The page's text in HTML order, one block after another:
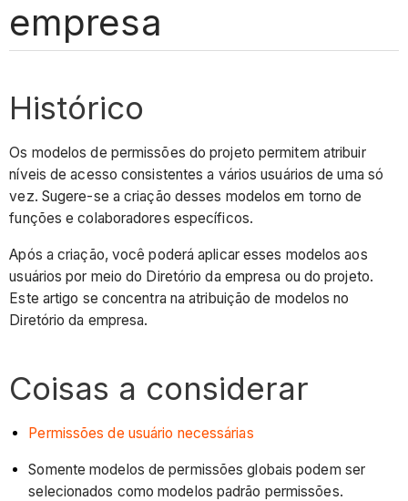
empresa
Histórico
Os modelos de permissões do projeto permitem atribuir
níveis de acesso consistentes a vários usuários de uma só
vez. Sugere-se a criação desses modelos em torno de
funções e colaboradores específicos.
Após a criação, você poderá aplicar esses modelos aos
usuários por meio do Diretório da empresa ou do projeto.
Este artigo se concentra na atribuição de modelos no
Diretório da empresa.
Coisas a considerar
Permissões de usuário necessárias
Somente modelos de permissões globais podem ser
selecionados como modelos padrão permissões.